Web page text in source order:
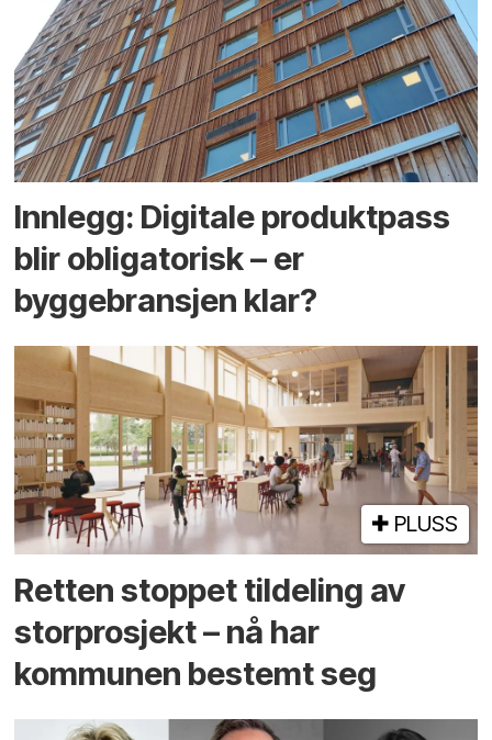
Innlegg: Digitale produktpass
blir obligatorisk – er
byggebransjen klar?
PLUSS
Retten stoppet tildeling av
storprosjekt – nå har
kommunen bestemt seg